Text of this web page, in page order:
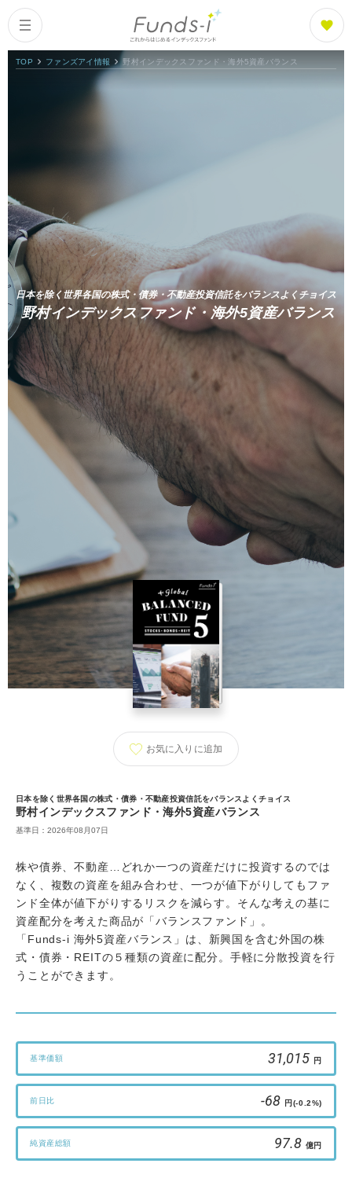
Funds
What is Funds-i?
ファンズアイとは
Fund List
ファンド紹介
Fund Ranking
ファンズアイランキング
Today's Fund
ファンズアイ情報
Market
マーケット情報
Tools
つみたてシミュレーション
Glossary
用語集
Q&A
よくあるご質問
Other
日本を除く世界各国の株式・債券・不動産投資信託をバランスよくチョイス
野村インデックスファンド・海外5資産バランス
TOP ファンズアイ情報 野村インデックスファンド・海外5資産バランス
お気に入り に追加
日本を除く世界各国の株式・債券・不動産投資信託をバランスよくチョイス
野村インデックスファンド・海外5資産バランス
基準日：2026年08月07日
株や債券、不動産…どれか一つの資産だけに投資するのでは
なく、複数の資産を組み合わせ、一つが値下がりしてもファ
ンド全体が値下がりするリスクを減らす。そんな考えの基に
資産配分を考えた商品が「バランスファンド」。
「Funds-i 海外5資産バランス」は、新興国を含む外国の株
式・債券・REITの５種類の資産に配分。手軽に分散投資を行
うことができます。
基準価額 31,015 円
前日比 -68 円 (-0.2%)
純資産総額 97.8 億円